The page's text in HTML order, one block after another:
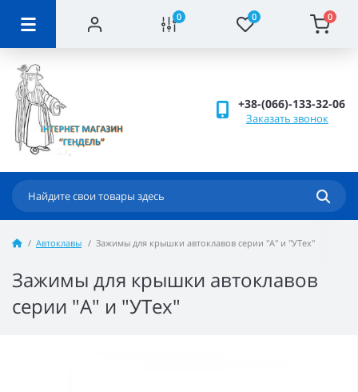
0 0 0
+38-(066)-133-32-06
Заказать звонок
Автоклавы Зажимы для крышки автоклавов серии "А" и "УТех"
Зажимы для крышки автоклавов
серии "А" и "УТех"